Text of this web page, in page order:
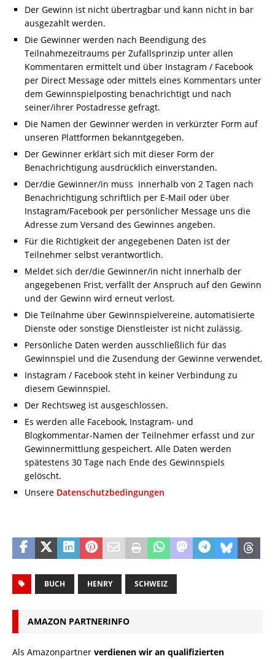
Der Gewinn ist nicht übertragbar und kann nicht in bar
ausgezahlt werden.
Die Gewinner werden nach Beendigung des
Teilnahmezeitraums per Zufallsprinzip unter allen
Kommentaren ermittelt und über Instagram / Facebook
per Direct Message oder mittels eines Kommentars unter
dem Gewinnspielposting benachrichtigt und nach
seiner/ihrer Postadresse gefragt.
Die Namen der Gewinner werden in verkürzter Form auf
unseren Plattformen bekanntgegeben.
Der Gewinner erklärt sich mit dieser Form der
Benachrichtigung ausdrücklich einverstanden.
Der/die Gewinner/in muss innerhalb von 2 Tagen nach
Benachrichtigung schriftlich per E-Mail oder über
Instagram/Facebook per persönlicher Message uns die
Adresse zum Versand des Gewinnes angeben.
Für die Richtigkeit der angegebenen Daten ist der
Teilnehmer selbst verantwortlich.
Meldet sich der/die Gewinner/in nicht innerhalb der
angegebenen Frist, verfällt der Anspruch auf den Gewinn
und der Gewinn wird erneut verlost.
Die Teilnahme über Gewinnspielvereine, automatisierte
Dienste oder sonstige Dienstleister ist nicht zulässig.
Persönliche Daten werden ausschließlich für das
Gewinnspiel und die Zusendung der Gewinne verwendet.
Instagram / Facebook steht in keiner Verbindung zu
diesem Gewinnspiel.
Der Rechtsweg ist ausgeschlossen.
Es werden alle Facebook, Instagram- und
Blogkommentar-Namen der Teilnehmer erfasst und zur
Gewinnermittlung gespeichert. Alle Daten werden
spätestens 30 Tage nach Ende des Gewinnspiels
gelöscht.
Unsere Datenschutzbedingungen
BUCH HENRY SCHWEIZ
AMAZON PARTNERINFO
Als Amazonpartner verdienen wir an qualifizierten